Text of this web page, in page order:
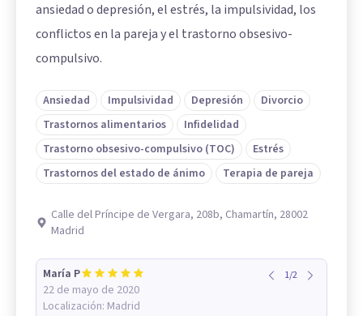
ansiedad o depresión, el estrés, la impulsividad, los
conflictos en la pareja y el trastorno obsesivo-
compulsivo.
Ansiedad Impulsividad Depresión
Divorcio
Trastornos alimentarios
Infidelidad
Trastorno obsesivo-compulsivo (TOC)
Estrés
Trastornos del estado de ánimo
Terapia de pareja
Calle del Príncipe de Vergara, 208b, Chamartín, 28002
Madrid
María P
22 de mayo de 2020
Localización: Madrid
1/2